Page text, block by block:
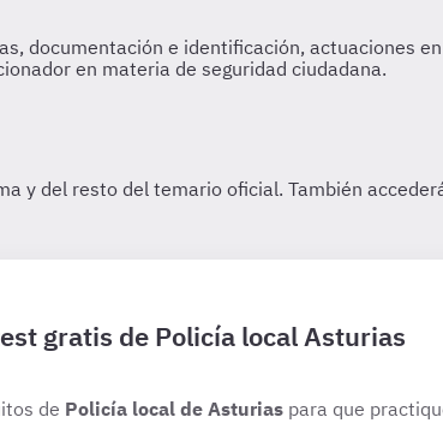
gratis de Policía local Asturias
de Policía local de Asturias para que